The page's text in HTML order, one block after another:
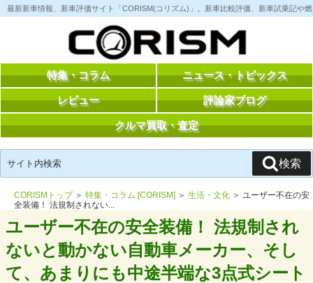
コ
ン
へ
最新新車情報、新車評価サイト「CORISM(コリズム)」。新車比較評価、新車試乗記や
特集・コラム ニュース・トピックス
レビュー 評論家ブログ
クルマ買取・査定
索:
検索
CORISMトップ＞ 特集・コラム [CORISM] ＞ 生活・文化 ＞ ユーザー不在の安
全装備！ 法規制されない...
ユーザー不在の安全装備！ 法規制され
ないと動かない自動車メーカー、そし
て、あまりにも中途半端な3点式シート